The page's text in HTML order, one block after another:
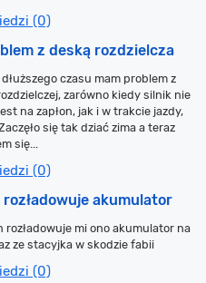
(0)
z deską rozdzielcza
czasu mam problem z
zarówno kiedy silnik nie
na zapłon, jak i w trakcie jazdy,
się tak dziać zima a teraz
się...
(0)
akumulator
rozładowuje mi ono akumulator na
ze stacyjka w skodzie fabii
(0)